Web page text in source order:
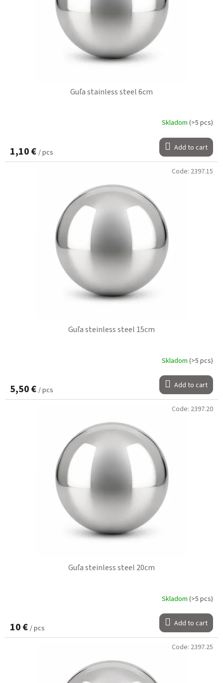
Guľa stainless steel 6cm
Skladom (>5 pcs)
1,10 € / pcs Add to cart
Guľa steinless steel 15cm
Skladom (>5 pcs)
5,50 € / pcs Add to cart
Code: 2397.15
Guľa steinless steel 20cm
Skladom (>5 pcs)
10 € / pcs Add to cart
Code: 2397.20
Code: 2397.25